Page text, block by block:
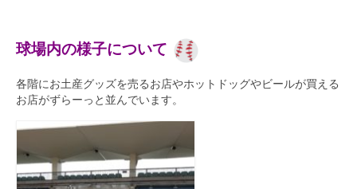
球場内の様子について
各階にお土産グッズを売るお店やホットドッグやビールが買える
お店がずらーっと並んでいます。